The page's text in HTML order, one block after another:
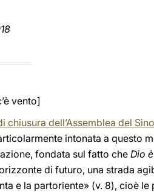
vento]
chiusura dell’Assemblea del
intonata a questo
fondata sul fatto che Dio
di futuro, una strada
e la partoriente» (v. 8), cioè le